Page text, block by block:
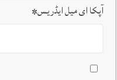
آپکا ای میل ایڈریس*